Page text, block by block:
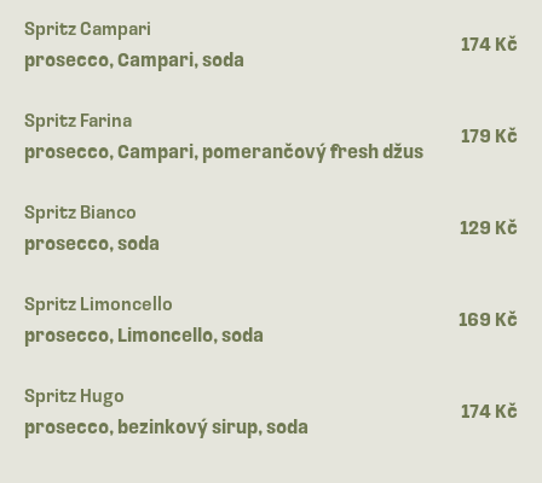
Spritz Campari
prosecco, Campari, soda
174 Kč
Spritz Farina
prosecco, Campari, pomerančový fresh džus
179 Kč
Spritz Bianco
prosecco, soda
129 Kč
Spritz Limoncello
prosecco, Limoncello, soda
169 Kč
Spritz Hugo
prosecco, bezinkový sirup, soda
174 Kč